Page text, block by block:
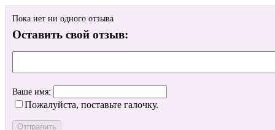
Пока нет ни одного отзыва
Оставить свой отзыв:
Ваше имя:
Пожалуйста, поставьте галочку.